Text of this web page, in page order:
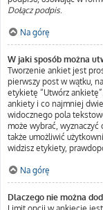
Dołącz podpis.
Na górę
W jaki sposób można
Tworzenie ankiet jest
pierwszy post w wątku,
etykietę “Utwórz
ankiety i co najmniej
widocznego pola
może wybrać,
także umożliwić
widzisz etykiety,
Na górę
Dlaczego nie można